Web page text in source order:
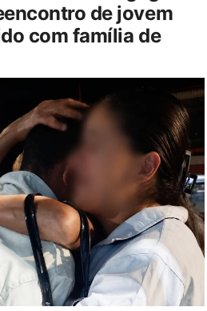
de jovem
com família de